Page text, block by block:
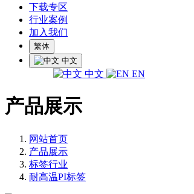
下载专区
行业案例
加入我们
繁体
中文
中文 EN
产品展示
网站首页
产品展示
标签行业
耐高温PI标签